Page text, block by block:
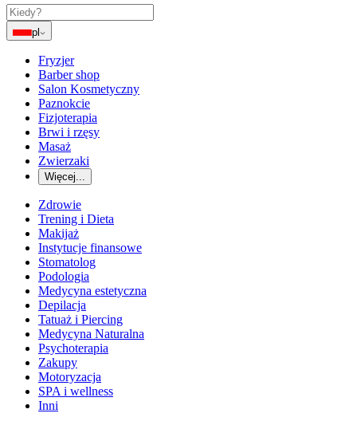
pl
Fryzjer
Barber shop
Salon Kosmetyczny
Paznokcie
Fizjoterapia
Brwi i rzęsy
Masaż
Zwierzaki
Więcej...
Zdrowie
Trening i Dieta
Makijaż
Instytucje finansowe
Stomatolog
Podologia
Medycyna estetyczna
Depilacja
Tatuaż i Piercing
Medycyna Naturalna
Psychoterapia
Zakupy
Motoryzacja
SPA i wellness
Inni